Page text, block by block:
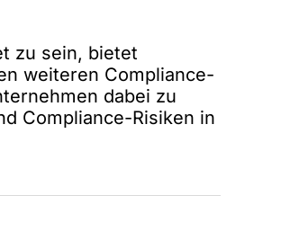
zu sein, bietet
weiteren Compliance-
dabei zu
Compliance-Risiken in